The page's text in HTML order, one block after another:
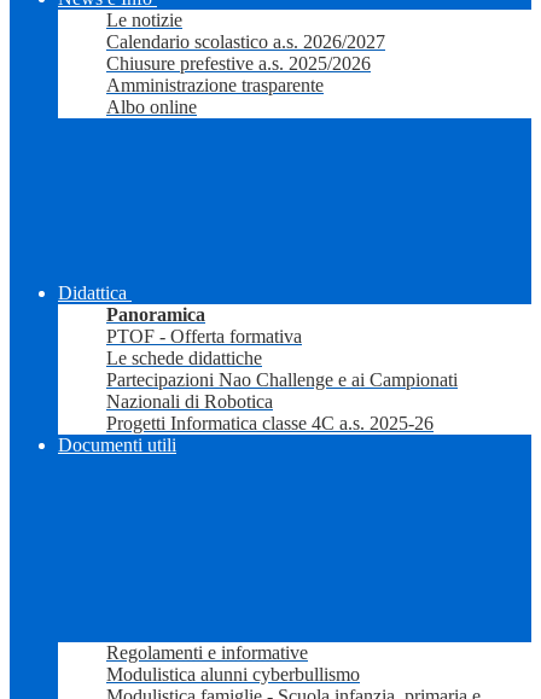
Le notizie
Calendario scolastico a.s. 2026/2027
Chiusure prefestive a.s. 2025/2026
Amministrazione trasparente
Albo online
Didattica
Panoramica
PTOF - Offerta formativa
Le schede didattiche
Partecipazioni Nao Challenge e ai Campionati
Nazionali di Robotica
Progetti Informatica classe 4C a.s. 2025-26
Documenti utili
Regolamenti e informative
Modulistica alunni cyberbullismo